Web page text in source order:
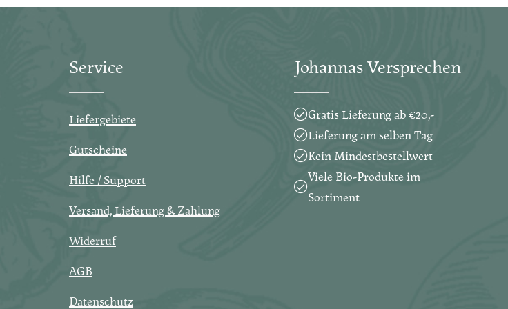
Ich habe die
AGBgelesen und bin mit ihnen
einverstanden.
Nutzungsbedingungen.
Felder sind Pflichtfelder.
Service
Liefergebiete
Gutscheine
Hilfe / Support
Versand, Lieferung & Zahlung
Widerruf
AGB
Datenschutz
Johannas Versprechen
Gratis Lieferung ab €20,-
Lieferung am selben Tag
Kein Mindestbestellwert
Viele Bio-Produkte im
Sortiment